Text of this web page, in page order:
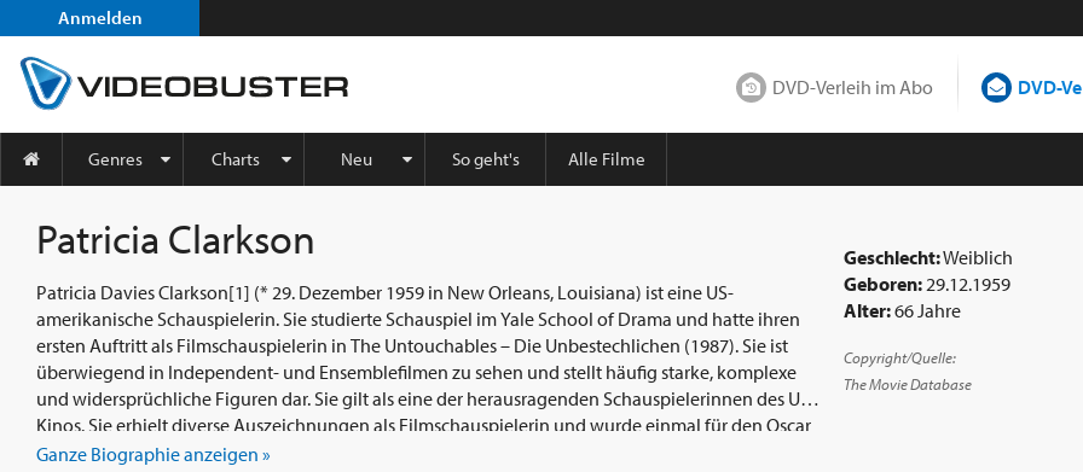
Anmelden
DVD-Verleih im Abo DVD-
Genres Charts Neu So geht's Alle Filme
Patricia Clarkson
Patricia Davies Clarkson[1] (* 29. Dezember 1959 in New Orleans, Louisiana) ist eine US-
amerikanische Schauspielerin. Sie studierte Schauspiel im Yale School of Drama und hatte ihren
ersten Auftritt als Filmschauspielerin in The Untouchables – Die Unbestechlichen (1987). Sie ist
überwiegend in Independent- und Ensemblefilmen zu sehen und stellt häufig starke, komplexe
und widersprüchliche Figuren dar. Sie gilt als eine der herausragenden Schauspielerinnen des US-
Kinos. Sie erhielt diverse Auszeichnungen als Filmschauspielerin und wurde einmal für den Oscar
nominiert. 1999 verkörperte Clarkson in The Green Mile die offenbar unheilbar an einem
Ganze Biographie anzeigen »
Geschlecht:Weiblich
Geboren:29.12.1959
Alter:66 Jahre
Copyright/Quelle:
The Movie Database